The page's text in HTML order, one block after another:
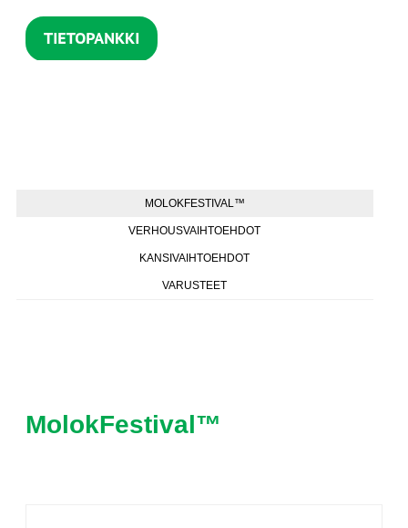
MOLOKFESTIVAL™
VERHOUSVAIHTOEHDOT
KANSIVAIHTOEHDOT
VARUSTEET
MolokFestival™